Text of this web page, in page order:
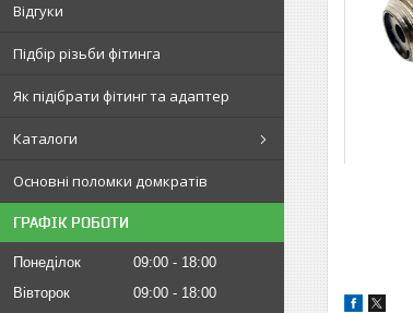
Відгуки
Підбір різьби фітинга
Як підібрати фітинг та адаптер
Каталоги
Основні поломки домкратів
ГРАФІК РОБОТИ
Понеділок 09:00
18:00
Вівторок
09:00
18:00